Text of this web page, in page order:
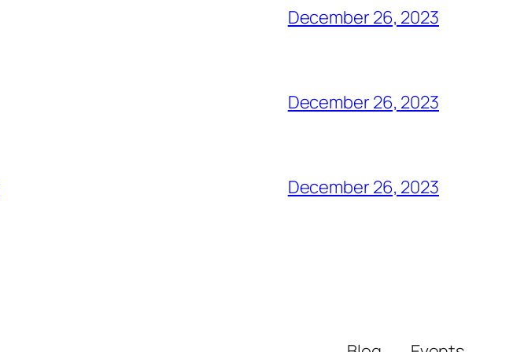
December 26, 2023
December 26, 2023
December 26, 2023